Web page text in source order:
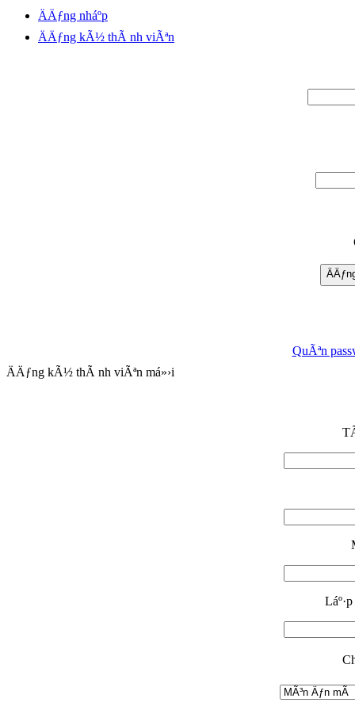
ÄÄƒng nháº­p
ÄÄƒng kÃ½ thÃ nh viÃªn
QuÃªn
ÄÄƒng kÃ½ thÃ nh viÃªn má»›i